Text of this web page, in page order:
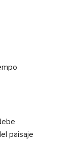
paisaje